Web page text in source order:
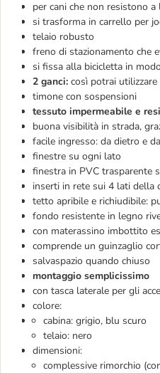
per cani che non resistono
si trasforma in carrello per
telaio robusto
freno di stazionamento che
si fissa alla bicicletta in
2 ganci: così potrai
timone con sospensioni
tessuto impermeabile e
buona visibilità in strada,
facile ingresso: da dietro e
finestre su ogni lato
finestra in PVC trasparente
inserti in rete sui 4 lati della
tetto apribile e richiudibile:
fondo resistente in legno
con materassino imbottito
comprende un guinzaglio
salvaspazio quando chiuso
montaggio semplicissimo
con tasca laterale per gli
colore:
cabina: grigio, blu scuro
telaio: nero
dimensioni:
complessive rimorchio